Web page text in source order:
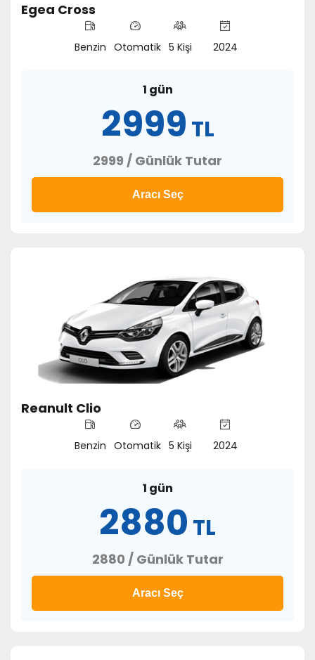
Egea Cross
Benzin Otomatik 5 Kişi 2024
1 gün
2999 TL
2999 / Günlük Tutar
Aracı Seç
Reanult Clio
Benzin Otomatik 5 Kişi 2024
1 gün
2880 TL
2880 / Günlük Tutar
Aracı Seç